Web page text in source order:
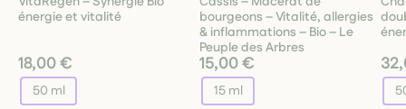
énergie et vitalité
18,00 €
50 ml
bourgeons – Vitalité, allergies
& inflammations – Bio – Le
Peuple des Arbres
15,00 €
15 ml